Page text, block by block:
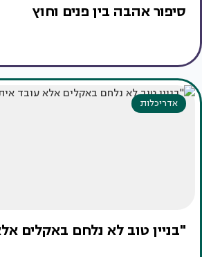
סיפור אהבה בין פנים וחוץ
אדריכלות
"בניין טוב לא נלחם באקלים